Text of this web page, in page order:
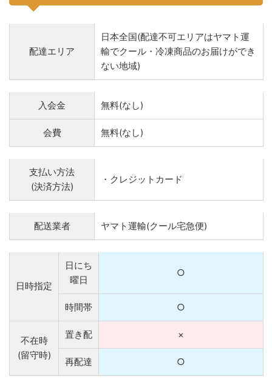
配達エリア
日本全国(配達不可エリアはヤマト運
輸でクール・冷凍商品のお届けができ
ない地域)
入会金 無料(なし)
会費 無料(なし)
支払い方法
(決済方法)
・クレジットカード
配送業者 ヤマト運輸(クール宅急便)
日時指定
日にち
曜日
○
時間帯 ○
不在時
(留守時)
置き配 ×
再配達 ○